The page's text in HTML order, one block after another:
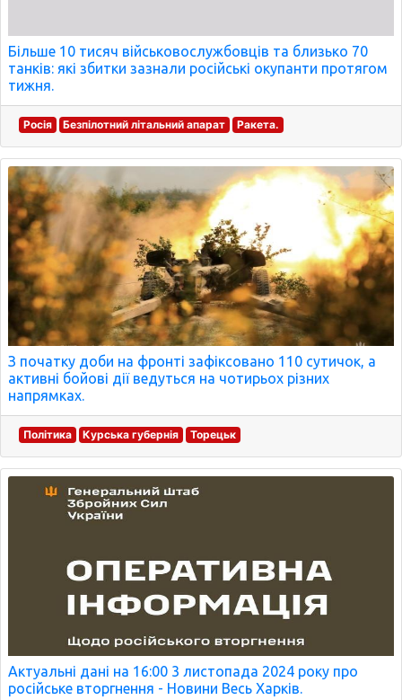
Більше 10 тисяч військовослужбовців та близько 70
танків: які збитки зазнали російські окупанти протягом
тижня.
Росія Безпілотний літальний апарат Ракета.
З початку доби на фронті зафіксовано 110 сутичок, а
активні бойові дії ведуться на чотирьох різних
напрямках.
Політика Курська губернія Торецьк
Актуальні дані на 16:00 3 листопада 2024 року про
російське вторгнення - Новини Весь Харків.